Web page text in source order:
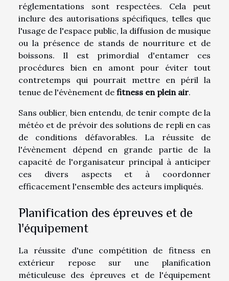
réglementations sont respectées. Cela peut
inclure des autorisations spécifiques, telles que
l'usage de l'espace public, la diffusion de musique
ou la présence de stands de nourriture et de
boissons. Il est primordial d'entamer ces
procédures bien en amont pour éviter tout
contretemps qui pourrait mettre en péril la
tenue de l'évènement de fitness en plein air.
Sans oublier, bien entendu, de tenir compte de la
météo et de prévoir des solutions de repli en cas
de conditions défavorables. La réussite de
l'évènement dépend en grande partie de la
capacité de l'organisateur principal à anticiper
ces divers aspects et à coordonner
efficacement l'ensemble des acteurs impliqués.
Planification des épreuves et de
l'équipement
La réussite d'une compétition de fitness en
extérieur repose sur une planification
méticuleuse des épreuves et de l'équipement